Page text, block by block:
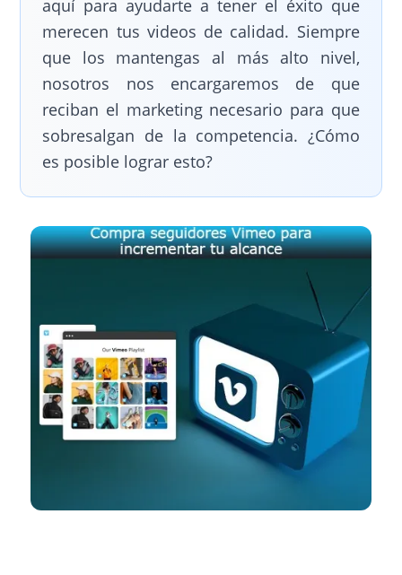
aquí para ayudarte a tener el éxito que
merecen tus videos de calidad. Siempre
que los mantengas al más alto nivel,
nosotros nos encargaremos de que
reciban el marketing necesario para que
sobresalgan de la competencia. ¿Cómo
es posible lograr esto?